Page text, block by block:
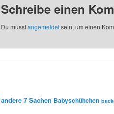
Schreibe einen
Du musstangemeldetsein, um einen
andere 7 Sachen Babyschühchen